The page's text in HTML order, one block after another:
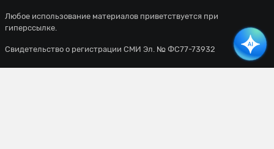
Любое использование материалов приветствуется при
гиперссылке.
Свидетельство о регистрации СМИ Эл. № ФС77-73932
Политика конфиденциальности